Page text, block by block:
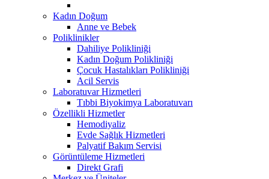
Kadın Doğum
Anne ve Bebek
Poliklinikler
Dahiliye Polikliniği
Kadın Doğum Polikliniği
Çocuk Hastalıkları Polikliniği
Acil Servis
Laboratuvar Hizmetleri
Tıbbi Biyokimya Laboratuvarı
Özellikli Hizmetler
Hemodiyaliz
Evde Sağlık Hizmetleri
Palyatif Bakım Servisi
Görüntüleme Hizmetleri
Direkt Grafi